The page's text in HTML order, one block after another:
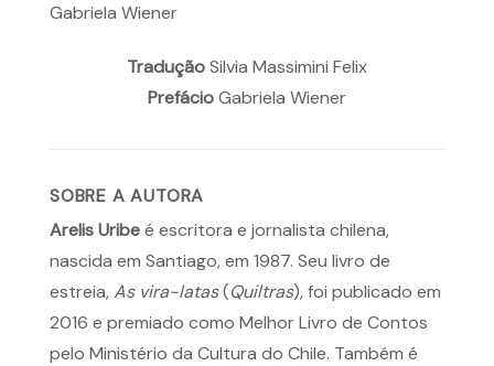
Gabriela Wiener
TraduçãoSilvia Massimini Felix
PrefácioGabriela Wiener
SOBRE A AUTORA
Arelis Uribeé escritora e jornalista chilena,
nascida em Santiago, em 1987. Seu livro de
estreia,As vira-latas(Quiltras), foi publicado em
2016 e premiado como Melhor Livro de Contos
pelo Ministério da Cultura do Chile. Também é